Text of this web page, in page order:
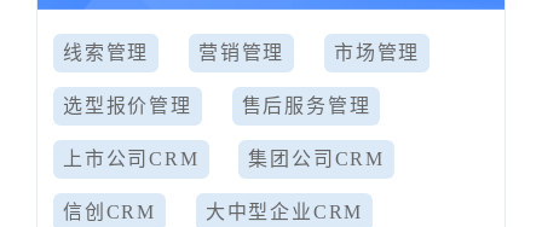
线索管理 营销管理 市场管理
选型报价管理 售后服务管理
上市公司CRM 集团公司CRM
信创CRM 大中型企业CRM